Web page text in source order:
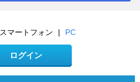
スマートフォン | PC
ログイン